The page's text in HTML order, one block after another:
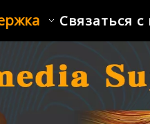
Связаться